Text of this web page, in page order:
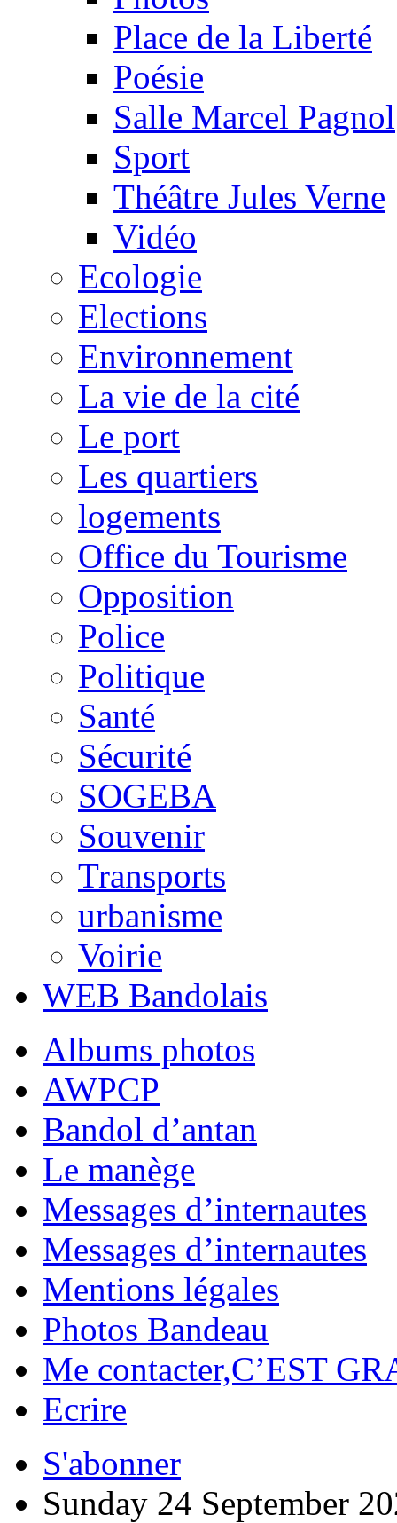
Place de la Liberté
Poésie
Salle Marcel Pagnol
Sport
Théâtre Jules Verne
Vidéo
Ecologie
Elections
Environnement
La vie de la cité
Le port
Les quartiers
logements
Office du Tourisme
Opposition
Police
Politique
Santé
Sécurité
SOGEBA
Souvenir
Transports
urbanisme
Voirie
WEB Bandolais
Albums photos
AWPCP
Bandol d’antan
Le manège
Messages d’internautes
Messages d’internautes
Mentions légales
Photos Bandeau
Me contacter,C’EST
Ecrire
S'abonner
Sunday 24 September